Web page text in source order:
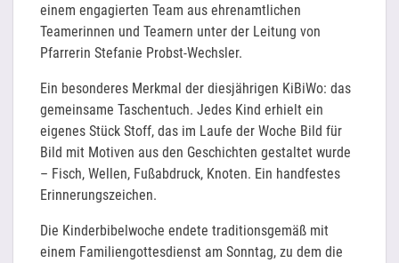
einem engagierten Team aus ehrenamtlichen
Teamerinnen und Teamern unter der Leitung von
Pfarrerin Stefanie Probst-Wechsler.
Ein besonderes Merkmal der diesjährigen KiBiWo: das
gemeinsame Taschentuch. Jedes Kind erhielt ein
eigenes Stück Stoff, das im Laufe der Woche Bild für
Bild mit Motiven aus den Geschichten gestaltet wurde
– Fisch, Wellen, Fußabdruck, Knoten. Ein handfestes
Erinnerungszeichen.
Die Kinderbibelwoche endete traditionsgemäß mit
einem Familiengottesdienst am Sonntag, zu dem die